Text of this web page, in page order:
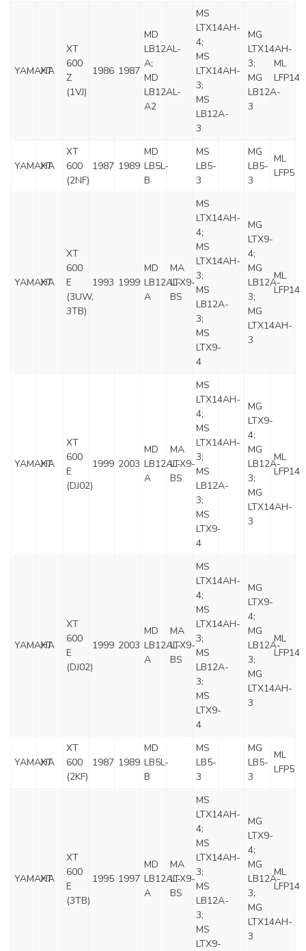
YAMAHA
XT
XT
600
Z
(1VJ)
1986 1987
MD
LB12AL-
A;
MD
LB12AL-
A2
MS
LTX14AH-
4;
MS
LTX14AH-
3;
MS
LB12A-
3
MG
LTX14AH-
3;
MG
LB12A-
3
ML
LFP14
YAMAHA
XT
XT
600
(2NF)
1987 1989
MD
LB5L-
B
MS
LB5-
3
MG
LB5-
3
ML
LFP5
YAMAHA
XT
XT
600
E
(3UW,
3TB)
1993 1999
MD
LB12AL-
A
MA
LTX9-
BS
MS
LTX14AH-
4;
MS
LTX14AH-
3;
MS
LB12A-
3;
MS
LTX9-
4
MG
LTX9-
4;
MG
LB12A-
3;
MG
LTX14AH-
3
ML
LFP14
YAMAHA
XT
XT
600
E
(DJ02)
1999 2003
MD
LB12AL-
A
MA
LTX9-
BS
MS
LTX14AH-
4;
MS
LTX14AH-
3;
MS
LB12A-
3;
MS
LTX9-
4
MG
LTX9-
4;
MG
LB12A-
3;
MG
LTX14AH-
3
ML
LFP14
YAMAHA
XT
XT
600
E
(DJ02)
1999 2003
MD
LB12AL-
A
MA
LTX9-
BS
MS
LTX14AH-
4;
MS
LTX14AH-
3;
MS
LB12A-
3;
MS
LTX9-
4
MG
LTX9-
4;
MG
LB12A-
3;
MG
LTX14AH-
3
ML
LFP14
YAMAHA
XT
XT
600
(2KF)
1987 1989
MD
LB5L-
B
MS
LB5-
3
MG
LB5-
3
ML
LFP5
YAMAHA
XT
XT
600
E
(3TB)
1995 1997
MD
LB12AL-
A
MA
LTX9-
BS
MS
LTX14AH-
4;
MS
LTX14AH-
3;
MS
LB12A-
3;
MS
LTX9-
MG
LTX9-
4;
MG
LB12A-
3;
MG
LTX14AH-
3
ML
LFP14